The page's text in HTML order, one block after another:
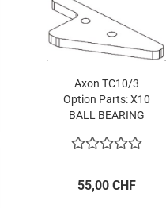
Axon TC10/3
Option Parts: X10
BALL BEARING
55,00 CHF